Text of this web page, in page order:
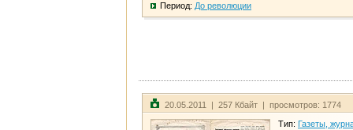
Период: До революции
20.05.2011 | 257 Кбайт | просмотров: 1774
Тип: Газеты,